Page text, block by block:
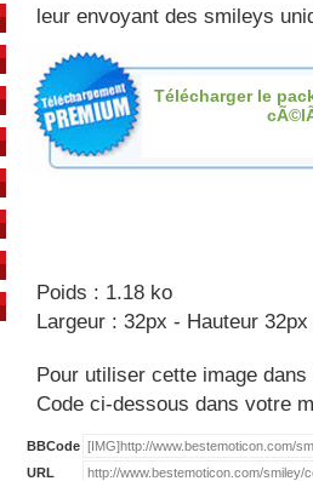
leur envoyant des smileys
Télécharger le
Poids : 1.18 ko
Largeur : 32px - Hauteur 32px
Pour utiliser cette image
Code ci-dessous dans votre
BBCode
URL